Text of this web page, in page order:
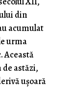
din
acumulat
urma
Această
astăzi,
ușoară